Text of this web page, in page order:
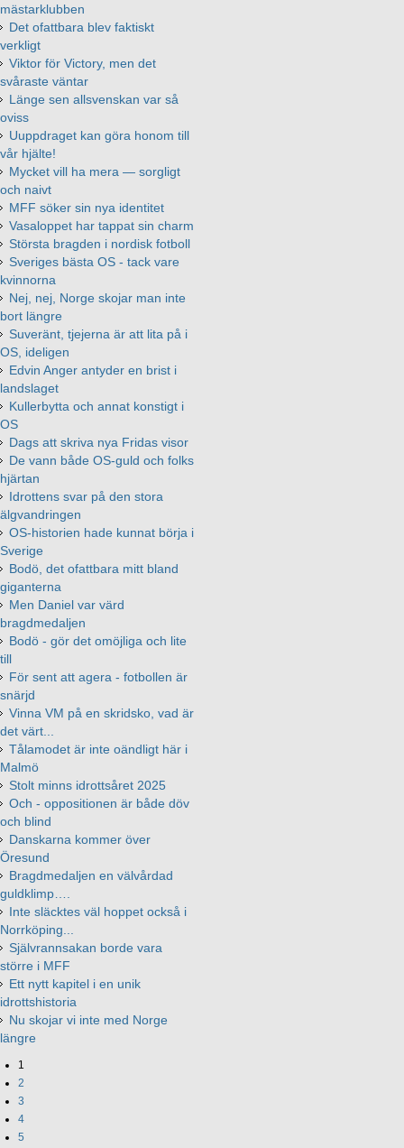
mästarklubben
Det ofattbara blev faktiskt
verkligt
Viktor för Victory, men det
svåraste väntar
Länge sen allsvenskan var så
oviss
Uuppdraget kan göra honom till
vår hjälte!
Mycket vill ha mera — sorgligt
och naivt
MFF söker sin nya identitet
Vasaloppet har tappat sin charm
Största bragden i nordisk fotboll
Sveriges bästa OS - tack vare
kvinnorna
Nej, nej, Norge skojar man inte
bort längre
Suveränt, tjejerna är att lita på i
OS, ideligen
Edvin Anger antyder en brist i
landslaget
Kullerbytta och annat konstigt i
OS
Dags att skriva nya Fridas visor
De vann både OS-guld och folks
hjärtan
Idrottens svar på den stora
älgvandringen
OS-historien hade kunnat börja i
Sverige
Bodö, det ofattbara mitt bland
giganterna
Men Daniel var värd
bragdmedaljen
Bodö - gör det omöjliga och lite
till
För sent att agera - fotbollen är
snärjd
Vinna VM på en skridsko, vad är
det värt...
Tålamodet är inte oändligt här i
Malmö
Stolt minns idrottsåret 2025
Och - oppositionen är både döv
och blind
Danskarna kommer över
Öresund
Bragdmedaljen en välvårdad
guldklimp….
Inte släcktes väl hoppet också i
Norrköping...
Självrannsakan borde vara
större i MFF
Ett nytt kapitel i en unik
idrottshistoria
Nu skojar vi inte med Norge
längre
1
2
3
4
5